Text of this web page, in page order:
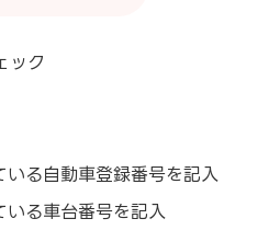
ック
いる自動車登録番号を記入
いる車台番号を記入